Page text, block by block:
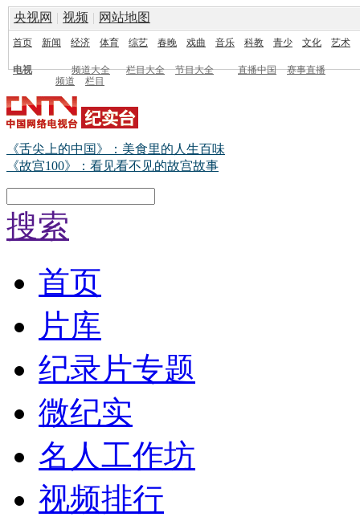
央视网 | 视频 | 网站地图
首页 新闻 经济 体育 综艺 春晚 戏曲 音乐 科教 青少 文化 艺术
电视 频道大全 栏目大全 节目大全 直播中国
赛事直播
频道
栏目
《舌尖上的中国》：美食里的人生百味
《故宫100》：看见看不见的故宫故事
搜索
首页
片库
纪录片专题
微纪实
名人工作坊
视频排行